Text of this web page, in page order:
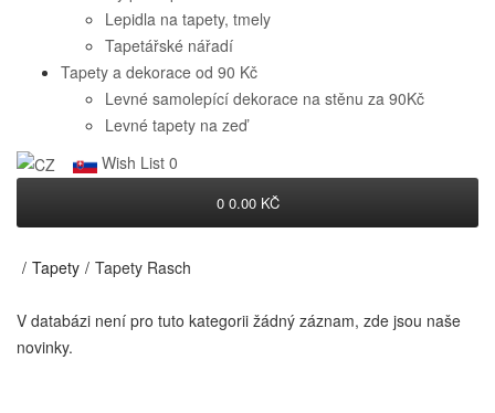
Lepidla na tapety, tmely
Tapetářské nářadí
Tapety a dekorace od 90 Kč
Levné samolepící dekorace na stěnu za 90Kč
Levné tapety na zeď
Wish List 0
0 0.00 KČ
Tapety Tapety Rasch
V databázi není pro tuto kategorii žádný záznam, zde jsou naše
novinky.